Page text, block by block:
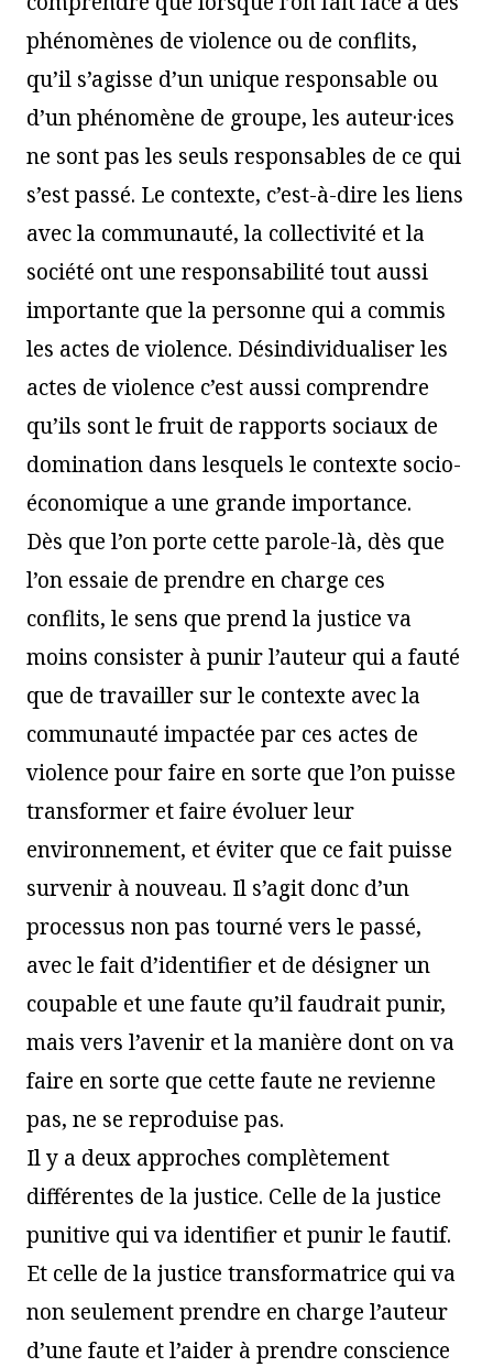
phénomènes de violence ou de conflits,
qu’il s’agisse d’un unique responsable ou
d’un phénomène de groupe, les auteur·ices
ne sont pas les seuls responsables de ce qui
s’est passé. Le contexte, c’est-à-dire les liens
avec la communauté, la collectivité et la
société ont une responsabilité tout aussi
importante que la personne qui a commis
les actes de violence. Désindividualiser les
actes de violence c’est aussi comprendre
qu’ils sont le fruit de rapports sociaux de
domination dans lesquels le contexte socio-
économique a une grande importance.
Dès que l’on porte cette parole-là, dès que
l’on essaie de prendre en charge ces
conflits, le sens que prend la justice va
moins consister à punir l’auteur qui a fauté
que de travailler sur le contexte avec la
communauté impactée par ces actes de
violence pour faire en sorte que l’on puisse
transformer et faire évoluer leur
environnement, et éviter que ce fait puisse
survenir à nouveau. Il s’agit donc d’un
processus non pas tourné vers le passé,
avec le fait d’identifier et de désigner un
coupable et une faute qu’il faudrait punir,
mais vers l’avenir et la manière dont on va
faire en sorte que cette faute ne revienne
pas, ne se reproduise pas.
Il y a deux approches complètement
différentes de la justice. Celle de la justice
punitive qui va identifier et punir le fautif.
Et celle de la justice transformatrice qui va
non seulement prendre en charge l’auteur
d’une faute et l’aider à prendre conscience